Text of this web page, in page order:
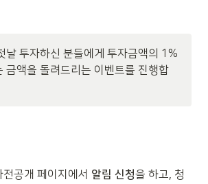
날 투자하신 분들에게 투자금액의 1%
금액을 돌려드리는 이벤트를 진행합
공개 페이지에서 알림 신청을 하고, 청